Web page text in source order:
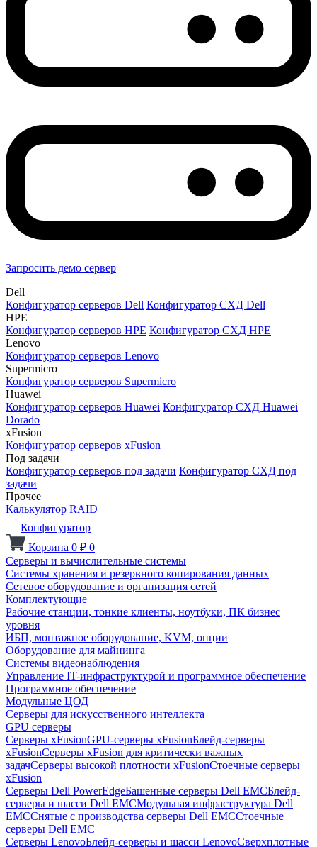
Запросить демо сервер
Dell
Конфигуратор серверов Dell Конфигуратор СХД Dell
HPE
Конфигуратор серверов HPE Конфигуратор СХД HPE
Lenovo
Конфигуратор серверов Lenovo
Supermicro
Конфигуратор серверов Supermicro
Huawei
Конфигуратор серверов Huawei Конфигуратор СХД Huawei
Dorado
xFusion
Конфигуратор серверов xFusion
Под задачи
Конфигуратор серверов под задачи Конфигуратор СХД под
задачи
Прочее
Калькулятор RAID
Конфигуратор
Корзина 0 ₽ 0
Серверы и вычислительные системы
Системы хранения и резервного копирования данных
Сетевое оборудование и организация сетей
Комплектующие
Рабочие станции, тонкие клиенты, ноутбуки, ПК бизнес
уровня
ИБП, монтажное оборудование, KVM, опции
Оборудование для майнинга
Системы видеонаблюдения
Управление IT-инфраструктурой и программное обеспечение
Программное обеспечение
Модульные ЦОД
Серверы для искусственного интеллекта
GPU серверы
Серверы xFusionGPU-серверы xFusionБлейд-серверы
xFusionСерверы xFusion для критически важных
задачСерверы высокой плотности xFusionСтоечные серверы
xFusion
Серверы Dell PowerEdgeБашенные серверы Dell EMCБлейд-
серверы и шасси Dell EMCМодульная инфраструктура Dell
EMCСнятые с производства серверы Dell EMCСтоечные
серверы Dell EMC
Серверы LenovoБлейд-серверы и шасси LenovoСверхплотные